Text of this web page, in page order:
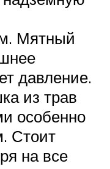
Мятный
давление.
из трав
особенно
Стоит
на все